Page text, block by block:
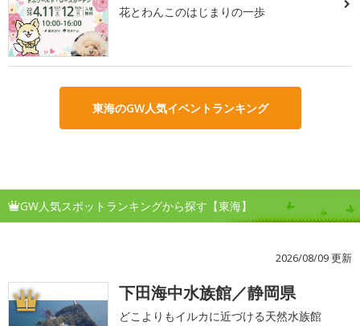
花とわんこのはじまりの一歩
東海のGW人気イベントランキング
GW人気スポットランキングから探す【東海】
2026/08/09 更新
1 下田海中水族館／静岡県
どこよりもイルカに近づける天然水族館